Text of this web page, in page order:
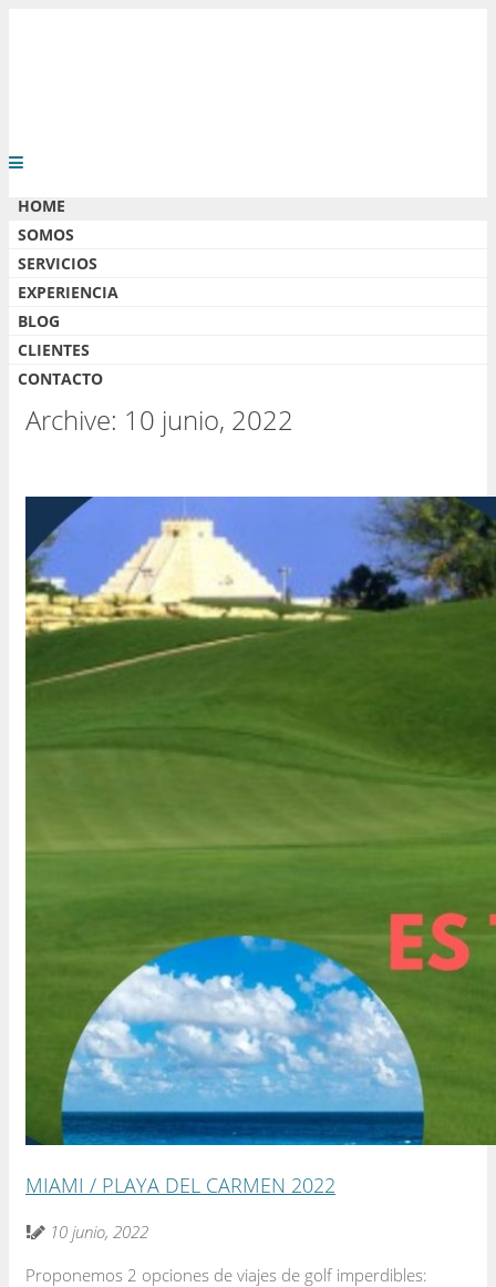
HOME
SOMOS
SERVICIOS
EXPERIENCIA
BLOG
CLIENTES
CONTACTO
Archive: 10 junio, 2022
MIAMI / PLAYA DEL CARMEN 2022
10 junio, 2022
Proponemos 2 opciones de viajes de golf imperdibles: